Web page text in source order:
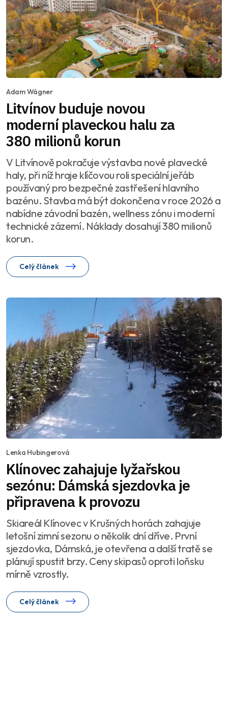
Adam Wágner
Litvínov buduje novou
moderní plaveckou halu za
380 milionů korun
V Litvínově pokračuje výstavba nové plavecké
haly, při níž hraje klíčovou roli speciální jeřáb
používaný pro bezpečné zastřešení hlavního
bazénu. Stavba má být dokončena v roce 2026 a
nabídne závodní bazén, wellness zónu i moderní
technické zázemí. Náklady dosahují 380 milionů
korun.
Celý článek
Lenka Hubingerová
Klínovec zahajuje lyžařskou
sezónu: Dámská sjezdovka je
připravena k provozu
Skiareál Klínovec v Krušných horách zahajuje
letošní zimní sezonu o několik dní dříve. První
sjezdovka, Dámská, je otevřena a další tratě se
plánují spustit brzy. Ceny skipasů oproti loňsku
mírně vzrostly.
Celý článek